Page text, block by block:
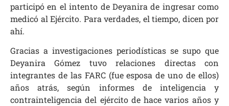
participó en el intento de Deyanira de ingresar como
medicó al Ejército. Para verdades, el tiempo, dicen por
ahí.
Gracias a investigaciones periodísticas se supo que
Deyanira Gómez tuvo relaciones directas con
integrantes de las FARC (fue esposa de uno de ellos)
años atrás, según informes de inteligencia y
contrainteligencia del ejército de hace varios años y